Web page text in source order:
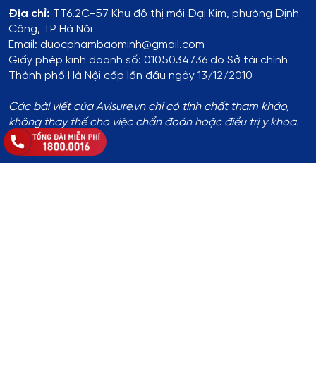
Địa chỉ: TT6.2C-57 Khu đô thị mới Đại Kim, phường Định
Công, TP Hà Nội
Email: duocphambaominh@gmail.com
Giấy phép kinh doanh số: 0105034736 do Sở tài chính
Thành phố Hà Nội cấp lần đầu ngày 13/12/2010
Các bài viết của Avisure.vn chỉ có tính chất tham khảo,
không thay thế cho việc chẩn đoán hoặc điều trị y khoa.